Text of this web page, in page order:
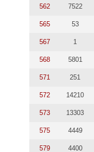
562 7522
565 53
567 1
568 5801
571 251
572 14210
573 13303
575 4449
579 4400